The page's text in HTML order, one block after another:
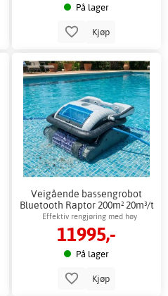
På lager
Kjøp
Veigående bassengrobot
Bluetooth Raptor 200m² 20m³/t
appkontroll
Effektiv rengjøring med høy
sugekapasitet
11995,-
På lager
Kjøp